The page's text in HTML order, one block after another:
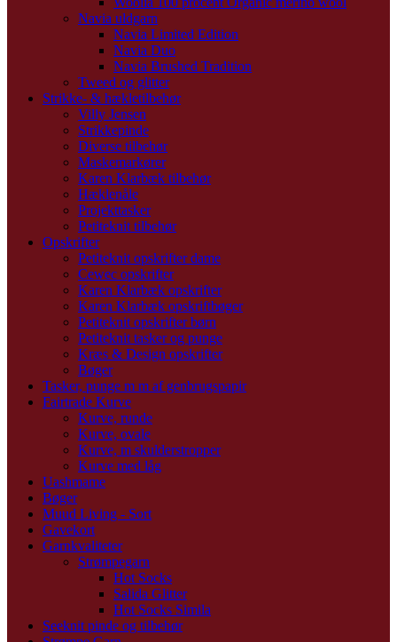
Navia uldgarn
Navia Limited Edition
Navia Duo
Navia Brushed Tradition
Tweed og glitter
Strikke- & hækletilbehør
Villy Jensen
Strikkepinde
Diverse tilbehør
Maskemarkører
Karen Klarbæk tilbehør
Hæklenåle
Projekttasker
Petiteknit tilbehør
Opskrifter
Petiteknit opskrifter dame
Cewec opskrifter
Karen Klarbæk opskrifter
Karen Klarbæk opskriftbøger
Petiteknit opskrifter børn
Petiteknit tasker og punge
Kræs & Design opskrifter
Bøger
Tasker, punge m m af genbrugspapir
Fairtrade Kurve
Kurve, runde
Kurve, ovale
Kurve, m skulderstropper
Kurve med låg
Uashmame
Bøger
Muud Living - Sort
Gavekort
Garnkvaliteter
Strømpegarn
Hot Socks
Salida Glitter
Hot Socks Simila
Seeknit pinde og tilbehør